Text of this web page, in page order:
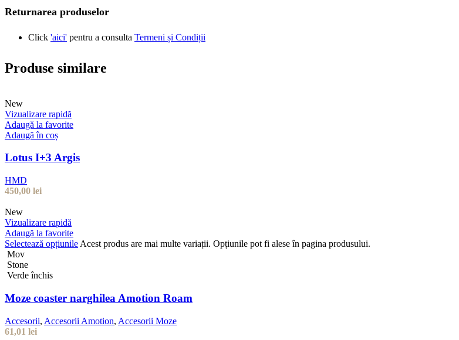
Returnarea produselor
Click 'aici' pentru a consulta Termeni și Condiții
Produse similare
New
Vizualizare rapidă
Adaugă la favorite
Adaugă în coș
Lotus I+3 Argis
HMD
450,00 lei
New
Vizualizare rapidă
Adaugă la favorite
Selectează opțiunile Acest produs are mai multe variații. Opțiunile pot fi alese în pagina produsului.
Mov
Stone
Verde închis
Moze coaster narghilea Amotion Roam
Accesorii, Accesorii Amotion, Accesorii Moze
61,01 lei